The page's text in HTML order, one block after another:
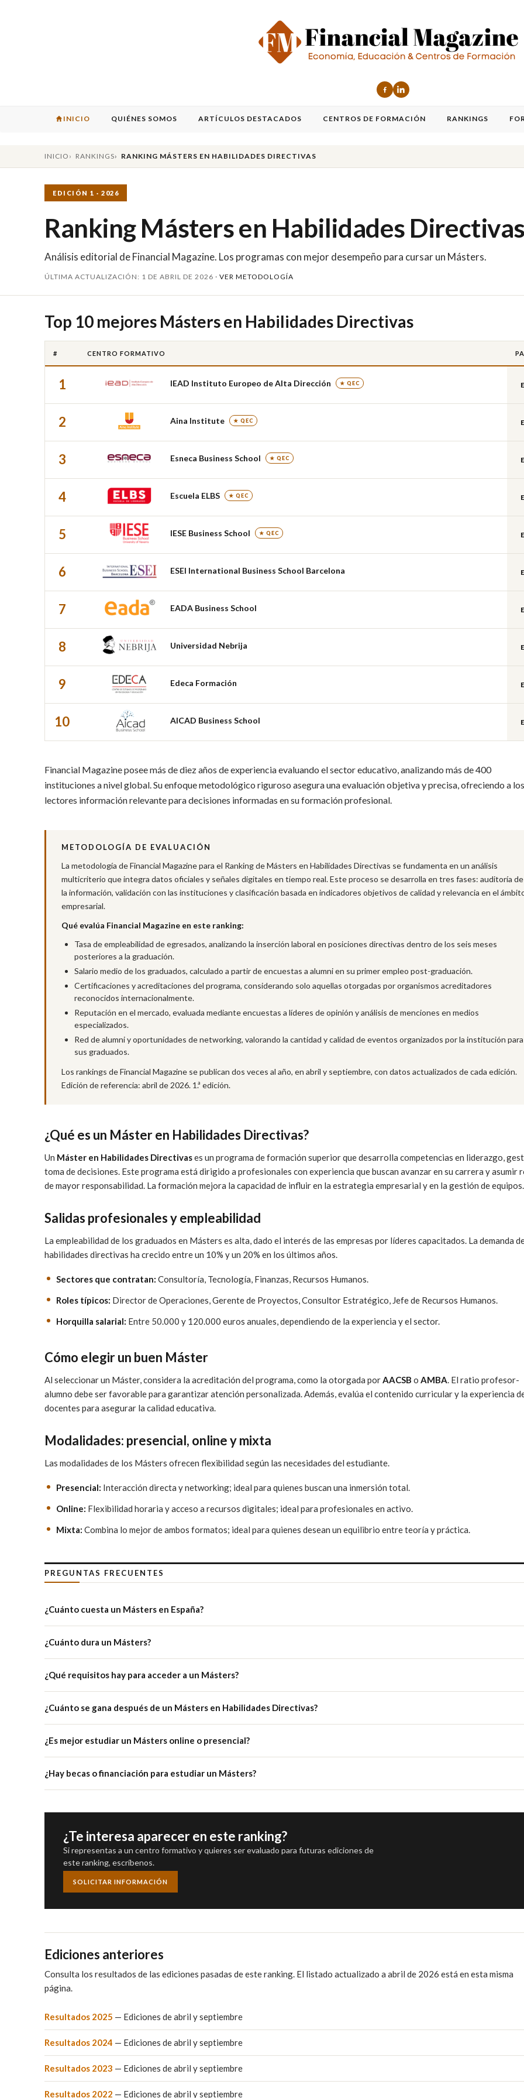
INICIO QUIÉNES SOMOS ARTÍCULOS DESTACADOS CENTROS DE FORMACIÓN RANKINGS
INICIO RANKINGS RANKING MÁSTERS EN HABILIDADES DIRECTIVAS
EDICIÓN 1 · 2026
Ranking Másters en Habilidades
Análisis editorial de Financial Magazine. Los programas con mejor desempeño para cursar un Másters.
ÚLTIMA ACTUALIZACIÓN: 1 DE ABRIL DE 2026 · VER METODOLOGÍA
Top 10 mejores Másters en Habilidades Directivas
# CENTRO FORMATIVO
1 IEAD Instituto Europeo de Alta Dirección ★ QEC
2 Aina Institute ★ QEC
3 Esneca Business School ★ QEC
4 Escuela ELBS ★ QEC
5 IESE Business School ★ QEC
6 ESEI International Business School Barcelona
7 EADA Business School
8 Universidad Nebrija
9 Edeca Formación
10 AICAD Business School
Financial Magazine posee más de diez años de experiencia evaluando el sector educativo, analizando más de 400
instituciones a nivel global. Su enfoque metodológico riguroso asegura una evaluación objetiva y precisa, ofreciendo a los
lectores información relevante para decisiones informadas en su formación profesional.
METODOLOGÍA DE EVALUACIÓN
La metodología de Financial Magazine para el Ranking de Másters en Habilidades Directivas se fundamenta en un análisis
multicriterio que integra datos oficiales y señales digitales en tiempo real. Este proceso se desarrolla en tres fases: auditoría de
la información, validación con las instituciones y clasificación basada en indicadores objetivos de calidad y relevancia en el
empresarial.
Qué evalúa Financial Magazine en este ranking:
Tasa de empleabilidad de egresados, analizando la inserción laboral en posiciones directivas dentro de los seis meses
posteriores a la graduación.
Salario medio de los graduados, calculado a partir de encuestas a alumni en su primer empleo post-graduación.
Certificaciones y acreditaciones del programa, considerando solo aquellas otorgadas por organismos acreditadores
reconocidos internacionalmente.
Reputación en el mercado, evaluada mediante encuestas a líderes de opinión y análisis de menciones en medios
especializados.
Red de alumni y oportunidades de networking, valorando la cantidad y calidad de eventos organizados por la institución para
sus graduados.
Los rankings de Financial Magazine se publican dos veces al año, en abril y septiembre, con datos actualizados de cada edición.
Edición de referencia: abril de 2026. 1.ª edición.
¿Qué es un Máster en Habilidades Directivas?
Un Máster en Habilidades Directivases un programa de formación superior que desarrolla competencias en liderazgo,
toma de decisiones. Este programa está dirigido a profesionales con experiencia que buscan avanzar en su carrera y asumir
de mayor responsabilidad. La formación mejora la capacidad de influir en la estrategia empresarial y en la gestión de equipos.
Salidas profesionales y empleabilidad
La empleabilidad de los graduados en Másters es alta, dado el interés de las empresas por líderes capacitados. La demanda
habilidades directivas ha crecido entre un 10% y un 20% en los últimos años.
Sectores que contratan: Consultoría, Tecnología, Finanzas, Recursos Humanos.
Roles típicos: Director de Operaciones, Gerente de Proyectos, Consultor Estratégico, Jefe de Recursos Humanos.
Horquilla salarial: Entre 50.000 y 120.000 euros anuales, dependiendo de la experiencia y el sector.
Cómo elegir un buen Máster
Al seleccionar un Máster, considera la acreditación del programa, como la otorgada por AACSB o AMBA . El ratio profesor-
alumno debe ser favorable para garantizar atención personalizada. Además, evalúa el contenido curricular y la experiencia
docentes para asegurar la calidad educativa.
Modalidades: presencial, online y mixta
Las modalidades de los Másters ofrecen flexibilidad según las necesidades del estudiante.
Presencial: Interacción directa y networking; ideal para quienes buscan una inmersión total.
Online: Flexibilidad horaria y acceso a recursos digitales; ideal para profesionales en activo.
Mixta: Combina lo mejor de ambos formatos; ideal para quienes desean un equilibrio entre teoría y práctica.
PREGUNTAS FRECUENTES
¿Cuánto cuesta un Másters en España?
¿Cuánto dura un Másters?
¿Qué requisitos hay para acceder a un Másters?
¿Cuánto se gana después de un Másters en Habilidades Directivas?
¿Es mejor estudiar un Másters online o presencial?
¿Hay becas o financiación para estudiar un Másters?
¿Te interesa aparecer en este ranking?
Si representas a un centro formativo y quieres ser evaluado para futuras ediciones de
este ranking, escríbenos.
SOLICITAR INFORMACIÓN
Ediciones anteriores
Consulta los resultados de las ediciones pasadas de este ranking. El listado actualizado a abril de 2026 está en esta misma
página.
Resultados 2025 — Ediciones de abril y septiembre
Resultados 2024 — Ediciones de abril y septiembre
Resultados 2023 — Ediciones de abril y septiembre
Resultados 2022 — Ediciones de abril y septiembre